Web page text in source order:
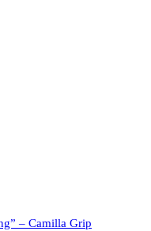
– Camilla Grip